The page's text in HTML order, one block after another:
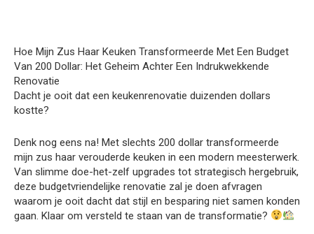
Hoe Mijn Zus Haar Keuken Transformeerde Met Een Budget
Van 200 Dollar: Het Geheim Achter Een Indrukwekkende
Renovatie
Dacht je ooit dat een keukenrenovatie duizenden dollars
kostte?
Denk nog eens na! Met slechts 200 dollar transformeerde
mijn zus haar verouderde keuken in een modern meesterwerk.
Van slimme doe-het-zelf upgrades tot strategisch hergebruik,
deze budgetvriendelijke renovatie zal je doen afvragen
waarom je ooit dacht dat stijl en besparing niet samen konden
gaan. Klaar om versteld te staan van de transformatie?